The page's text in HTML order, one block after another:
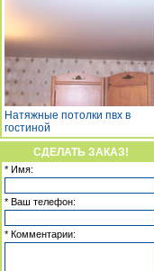
Натяжные потолки пвх в
гостиной
СДЕЛАТЬ ЗАКАЗ!
* Имя:
* Ваш телефон:
* Комментарии: